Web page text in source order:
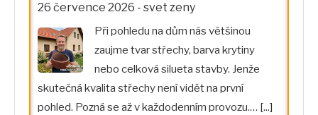
26 července 2026 - svet zeny
Při pohledu na dům nás většinou
zaujme tvar střechy, barva krytiny
nebo celková silueta stavby. Jenže
skutečná kvalita střechy není vidět na první
pohled. Pozná se až v každodenním provozu.… [...]